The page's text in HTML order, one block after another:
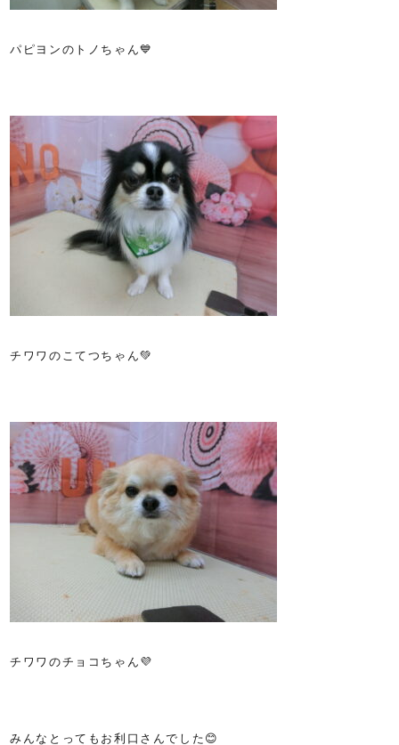
パピヨンのトノちゃん💙
チワワのこてつちゃん💚
チワワのチョコちゃん💜
みんなとってもお利口さんでした😊